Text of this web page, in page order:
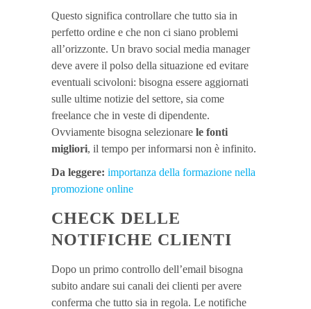
Questo significa controllare che tutto sia in
perfetto ordine e che non ci siano problemi
all’orizzonte. Un bravo social media manager
deve avere il polso della situazione ed evitare
eventuali scivoloni: bisogna essere aggiornati
sulle ultime notizie del settore, sia come
freelance che in veste di dipendente.
Ovviamente bisogna selezionare le fonti
migliori, il tempo per informarsi non è infinito.
Da leggere: importanza della formazione nella
promozione online
CHECK DELLE
NOTIFICHE CLIENTI
Dopo un primo controllo dell’email bisogna
subito andare sui canali dei clienti per avere
conferma che tutto sia in regola. Le notifiche